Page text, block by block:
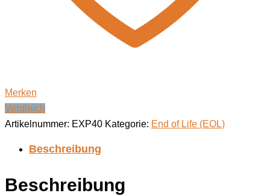
Merken
Vergleich
Artikelnummer: EXP40 Kategorie: End of Life (EOL)
Beschreibung
Beschreibung